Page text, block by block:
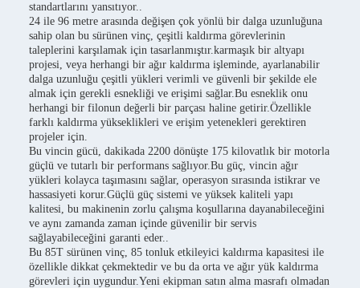
standartlarını yansıtıyor..
24 ile 96 metre arasında değişen çok yönlü bir dalga uzunluğuna
sahip olan bu sürünen vinç, çeşitli kaldırma görevlerinin
taleplerini karşılamak için tasarlanmıştır.karmaşık bir altyapı
projesi, veya herhangi bir ağır kaldırma işleminde, ayarlanabilir
dalga uzunluğu çeşitli yükleri verimli ve güvenli bir şekilde ele
almak için gerekli esnekliği ve erişimi sağlar.Bu esneklik onu
herhangi bir filonun değerli bir parçası haline getirir.Özellikle
farklı kaldırma yükseklikleri ve erişim yetenekleri gerektiren
projeler için.
Bu vincin gücü, dakikada 2200 dönüşte 175 kilovatlık bir motorla
güçlü ve tutarlı bir performans sağlıyor.Bu güç, vincin ağır
yükleri kolayca taşımasını sağlar, operasyon sırasında istikrar ve
hassasiyeti korur.Güçlü güç sistemi ve yüksek kaliteli yapı
kalitesi, bu makinenin zorlu çalışma koşullarına dayanabileceğini
ve aynı zamanda zaman içinde güvenilir bir servis
sağlayabileceğini garanti eder..
Bu 85T sürünen vinç, 85 tonluk etkileyici kaldırma kapasitesi ile
özellikle dikkat çekmektedir ve bu da orta ve ağır yük kaldırma
görevleri için uygundur.Yeni ekipman satın alma masrafı olmadan